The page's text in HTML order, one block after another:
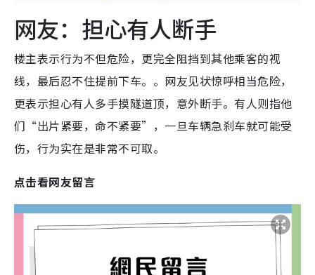
网友：担心有人断手
楼主表示行为不但危险，更完全阻挡到其他乘客的视
线，最后忍不住提前下车。。网友见状惊呼相当危险，
更表示担心有人多手摸隧道顶，意外断手。有人则指他
们“出片紧要，命不紧要”，一旦车辆急刹车就可能受
伤，行为实在是非常不可取。
点击看网友留言